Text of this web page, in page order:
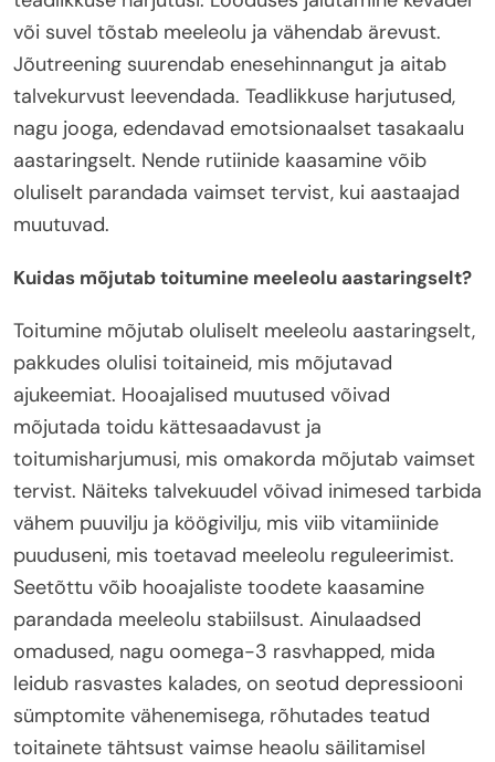
või suvel tõstab meeleolu ja vähendab ärevust.
Jõutreening suurendab enesehinnangut ja aitab
talvekurvust leevendada. Teadlikkuse harjutused,
nagu jooga, edendavad emotsionaalset tasakaalu
aastaringselt. Nende rutiinide kaasamine võib
oluliselt parandada vaimset tervist, kui aastaajad
muutuvad.
Kuidas mõjutab toitumine meeleolu aastaringselt?
Toitumine mõjutab oluliselt meeleolu aastaringselt,
pakkudes olulisi toitaineid, mis mõjutavad
ajukeemiat. Hooajalised muutused võivad
mõjutada toidu kättesaadavust ja
toitumisharjumusi, mis omakorda mõjutab vaimset
tervist. Näiteks talvekuudel võivad inimesed tarbida
vähem puuvilju ja köögivilju, mis viib vitamiinide
puuduseni, mis toetavad meeleolu reguleerimist.
Seetõttu võib hooajaliste toodete kaasamine
parandada meeleolu stabiilsust. Ainulaadsed
omadused, nagu oomega-3 rasvhapped, mida
leidub rasvastes kalades, on seotud depressiooni
sümptomite vähenemisega, rõhutades teatud
toitainete tähtsust vaimse heaolu säilitamisel